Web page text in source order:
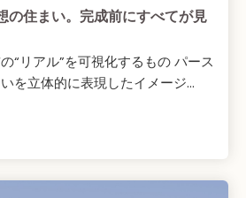
の住まい。完成前にすべてが見
“リアル”を可視化するもの パース
を立体的に表現したイメージ...